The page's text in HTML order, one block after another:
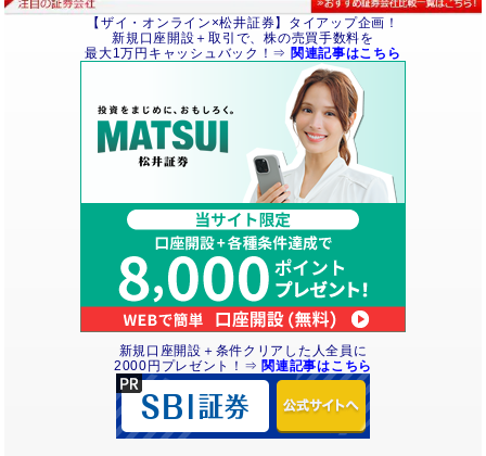
【ザイ・オンライン×松井証券】タイアップ企画！
新規口座開設＋取引で、株の売買手数料を
最大1万円キャッシュバック！⇒ 関連記事はこちら
新規口座開設＋条件クリアした人全員に
2000円 プレゼント ！⇒ 関連記事はこちら